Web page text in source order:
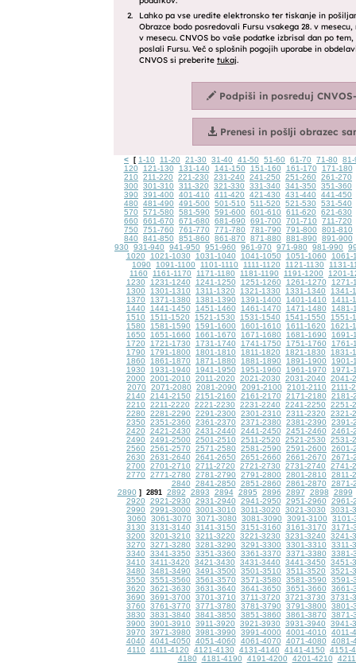
< [ 1-10 11-20 21-30 31-40 41-50 51-60 61-70 71-80
81-
120
121-130 131-140 141-150 151-160 161-170
171-180
210
211-220 221-230 231-240 241-250 251-260
261-270
300
301-310 311-320 321-330 331-340 341-350
351-360
390
391-400 401-410 411-420 421-430 431-440
441-450
480
481-490 491-500 501-510 511-520 521-530
531-540
570
571-580 581-590 591-600 601-610 611-620
621-630
660
661-670 671-680 681-690 691-700 701-710
711-720
750
751-760 761-770 771-780 781-790 791-800
801-810
840
841-850 851-860 861-870 871-880 881-890
891-900
930
931-940 941-950 951-960 961-970 971-980 981-990
1020
1021-1030 1031-1040 1041-1050 1051-1060
1061-
1090
1091-1100 1101-1110 1111-1120 1121-1130
1131-
1160
1161-1170 1171-1180 1181-1190 1191-1200
1201-
1230
1231-1240 1241-1250 1251-1260 1261-1270
1271-
1300
1301-1310 1311-1320 1321-1330 1331-1340
1341-
1370
1371-1380 1381-1390 1391-1400 1401-1410
1411-
1440
1441-1450 1451-1460 1461-1470 1471-1480
1481-
1510
1511-1520 1521-1530 1531-1540 1541-1550
1551-
1580
1581-1590 1591-1600 1601-1610 1611-1620
1621-
1650
1651-1660 1661-1670 1671-1680 1681-1690
1691-
1720
1721-1730 1731-1740 1741-1750 1751-1760
1761-
1790
1791-1800 1801-1810 1811-1820 1821-1830
1831-
1860
1861-1870 1871-1880 1881-1890 1891-1900
1901-
1930
1931-1940 1941-1950 1951-1960 1961-1970
1971-
2000
2001-2010 2011-2020 2021-2030 2031-2040
2041-
2070
2071-2080 2081-2090 2091-2100 2101-2110
2111-
2140
2141-2150 2151-2160 2161-2170 2171-2180
2181-
2210
2211-2220 2221-2230 2231-2240 2241-2250
2251-
2280
2281-2290 2291-2300 2301-2310 2311-2320
2321-
2350
2351-2360 2361-2370 2371-2380 2381-2390
2391-
2420
2421-2430 2431-2440 2441-2450 2451-2460
2461-
2490
2491-2500 2501-2510 2511-2520 2521-2530
2531-
2560
2561-2570 2571-2580 2581-2590 2591-2600
2601-
2630
2631-2640 2641-2650 2651-2660 2661-2670
2671-
2700
2701-2710 2711-2720 2721-2730 2731-2740
2741-
2770
2771-2780 2781-2790 2791-2800 2801-2810
2811-
2840
2841-2850 2851-2860 2861-2870
2871-
2890 ] 2891 2892 2893 2894 2895 2896 2897 2898
2899
2920
2921-2930 2931-2940 2941-2950 2951-2960
2961-
2990
2991-3000 3001-3010 3011-3020 3021-3030
3031-
3060
3061-3070 3071-3080 3081-3090 3091-3100
3101-
3130
3131-3140 3141-3150 3151-3160 3161-3170
3171-
3200
3201-3210 3211-3220 3221-3230 3231-3240
3241-
3270
3271-3280 3281-3290 3291-3300 3301-3310
3311-
3340
3341-3350 3351-3360 3361-3370 3371-3380
3381-
3410
3411-3420 3421-3430 3431-3440 3441-3450
3451-
3480
3481-3490 3491-3500 3501-3510 3511-3520
3521-
3550
3551-3560 3561-3570 3571-3580 3581-3590
3591-
3620
3621-3630 3631-3640 3641-3650 3651-3660
3661-
3690
3691-3700 3701-3710 3711-3720 3721-3730
3731-
3760
3761-3770 3771-3780 3781-3790 3791-3800
3801-
3830
3831-3840 3841-3850 3851-3860 3861-3870
3871-
3900
3901-3910 3911-3920 3921-3930 3931-3940
3941-
3970
3971-3980 3981-3990 3991-4000 4001-4010
4011-
4040
4041-4050 4051-4060 4061-4070 4071-4080
4081-
4110
4111-4120 4121-4130 4131-4140 4141-4150
4151-
4180
4181-4190 4191-4200 4201-4210